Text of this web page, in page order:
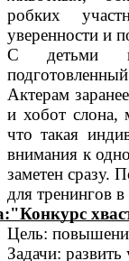
робких
уверенности и
С детьми
Актерам
и хобот слона,
что такая
внимания к
заметен сразу.
для тренингов в
Цель:
Задачи: